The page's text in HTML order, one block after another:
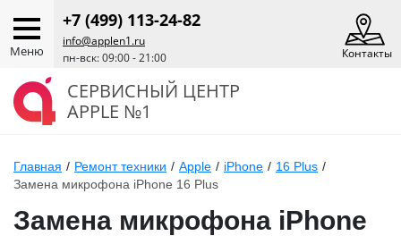
Меню
+7 (499) 113-24-82
info@applen1.ru
пн-вск: 09:00 - 21:00
Контакты
СЕРВИСНЫЙ ЦЕНТР
APPLE №1
Главная / Ремонт техники / Apple / iPhone / 16 Plus /
Замена микрофона iPhone 16 Plus
Замена микрофона iPhone